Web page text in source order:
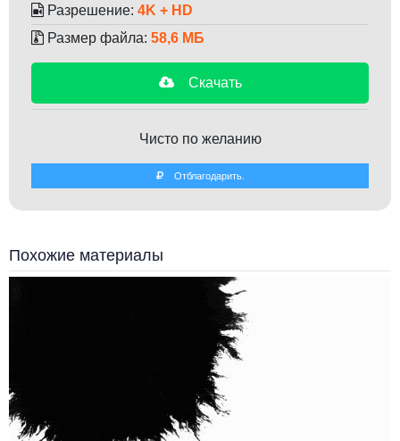
Разрешение: 4K + HD
Размер файла: 58,6 МБ
Скачать
Чисто по желанию
Отблагодарить.
Похожие материалы